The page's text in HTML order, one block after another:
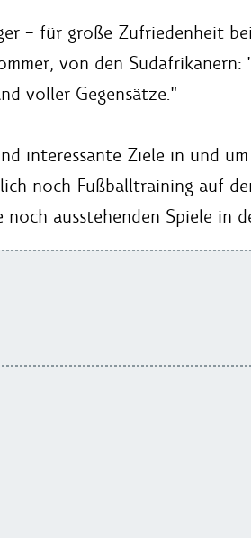
– für große Zufriedenheit
von den
voller Gegensätze."
interessante Ziele in und
noch Fußballtraining auf
ausstehenden Spiele in